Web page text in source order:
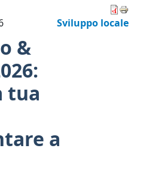
Sviluppo locale
&
tua
a